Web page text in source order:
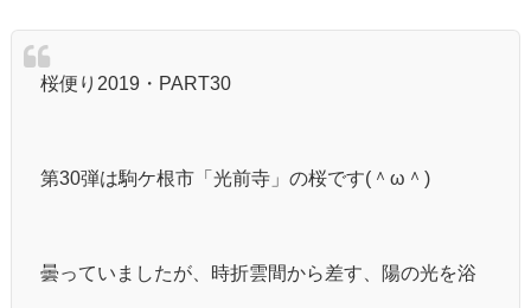
桜便り2019・PART30
第30弾は駒ケ根市「光前寺」の桜です(＾ω＾)
曇っていましたが、時折雲間から差す、陽の光を浴